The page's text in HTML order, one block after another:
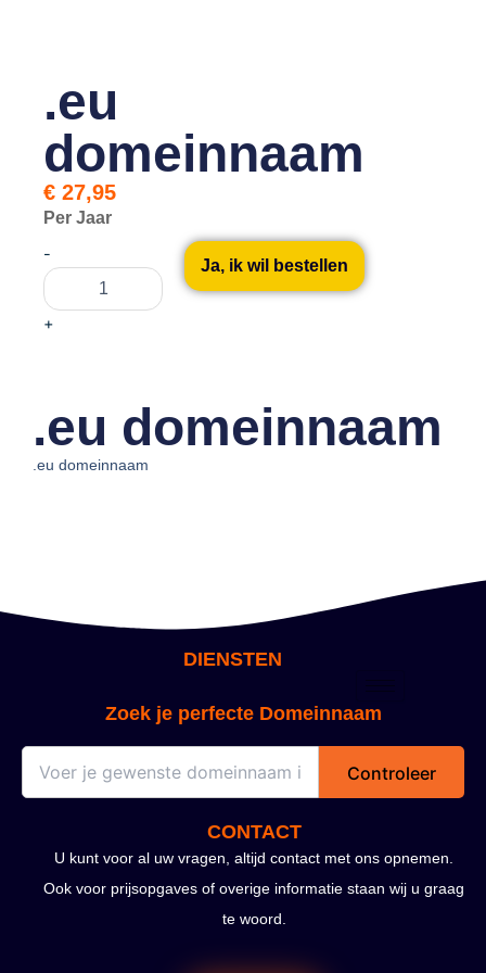
.eu
domeinnaam
€ 27,95
Per Jaar
-
+
Ja, ik wil bestellen
.eu domeinnaam
.eu domeinnaam
DIENSTEN
Zoek je perfecte Domeinnaam
Controleer
CONTACT
U kunt voor al uw vragen, altijd contact met ons opnemen.
Ook voor prijsopgaves of overige informatie staan wij u graag
te woord.